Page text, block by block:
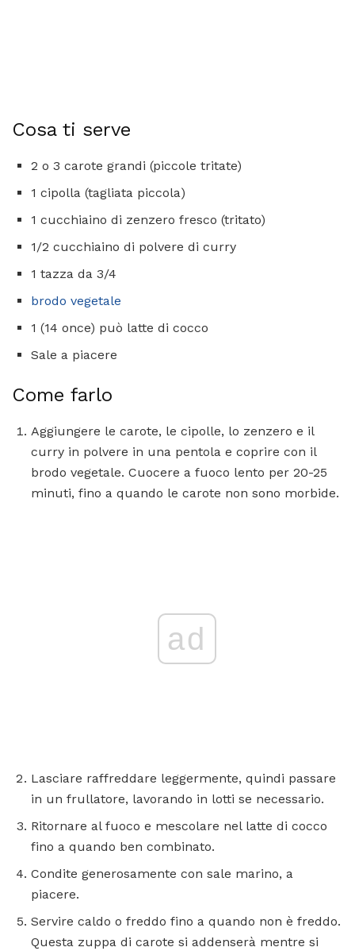
Cosa ti serve
2 o 3 carote grandi (piccole tritate)
1 cipolla (tagliata piccola)
1 cucchiaino di zenzero fresco (tritato)
1/2 cucchiaino di polvere di curry
1 tazza da 3/4
brodo vegetale
1 (14 once) può latte di cocco
Sale a piacere
Come farlo
Aggiungere le carote, le cipolle, lo zenzero e il
curry in polvere in una pentola e coprire con il
brodo vegetale. Cuocere a fuoco lento per 20-25
minuti, fino a quando le carote non sono morbide.
ad
Lasciare raffreddare leggermente, quindi passare
in un frullatore, lavorando in lotti se necessario.
Ritornare al fuoco e mescolare nel latte di cocco
fino a quando ben combinato.
Condite generosamente con sale marino, a
piacere.
Servire caldo o freddo fino a quando non è freddo.
Questa zuppa di carote si addenserà mentre si